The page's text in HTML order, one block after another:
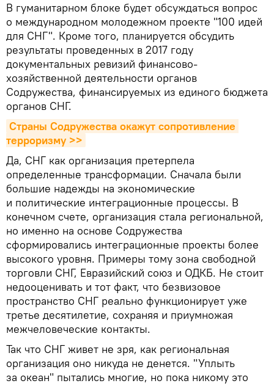
В гуманитарном блоке будет обсуждаться вопрос
о международном молодежном проекте "100 идей
для СНГ". Кроме того, планируется обсудить
результаты проведенных в 2017 году
документальных ревизий финансово-
хозяйственной деятельности органов
Содружества, финансируемых из единого бюджета
органов СНГ.
Страны Содружества окажут сопротивление
терроризму >>
Да, СНГ как организация претерпела
определенные трансформации. Сначала были
большие надежды на экономические
и политические интеграционные процессы. В
конечном счете, организация стала региональной,
но именно на основе Содружества
сформировались интеграционные проекты более
высокого уровня. Примеры тому зона свободной
торговли СНГ, Евразийский союз и ОДКБ. Не стоит
недооценивать и тот факт, что безвизовое
пространство СНГ реально функционирует уже
третье десятилетие, сохраняя и приумножая
межчеловеческие контакты.
Так что СНГ живет не зря, как региональная
организация оно никуда не денется. "Уплыть
за океан" пытались многие, но пока никому это